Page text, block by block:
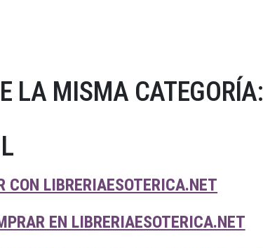
LA MISMA CATEGORÍA:
LIBRERIAESOTERICA.NET
EN LIBRERIAESOTERICA.NET